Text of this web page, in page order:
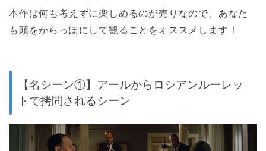
本作は何も考えずに楽しめるのが売りなので、あなた
も頭をからっぽにして観ることをオススメします！
【名シーン①】アールからロシアンルーレッ
トで拷問されるシーン